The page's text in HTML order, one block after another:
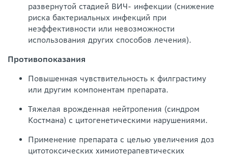
развернутой стадией ВИЧ- инфекции (снижение
риска бактериальных инфекций при
неэффективности или невозможности
использования других способов лечения).
Противопоказания
Повышенная чувствительность к филграстиму
или другим компонентам препарата.
Тяжелая врожденная нейтропения (синдром
Костмана) с цитогенетическими нарушениями.
Применение препарата с целью увеличения доз
цитотоксических химиотерапевтических